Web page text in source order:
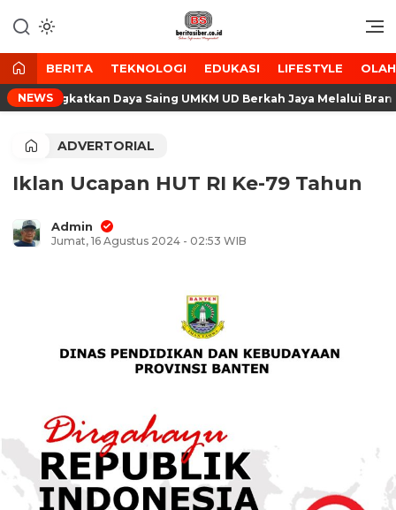
ke
konten
BeritaSiber.co.id
Media Tanggap Dan Akurat
BERITA TEKNOLOGI EDUKASI LIFESTYLE
NEWS
Tingkatkan Daya Saing UMKM UD Berkah Jaya Melalui
ADVERTORIAL
Iklan Ucapan HUT RI Ke-79 Tahun
Admin
Jumat, 16 Agustus 2024 - 02:53 WIB